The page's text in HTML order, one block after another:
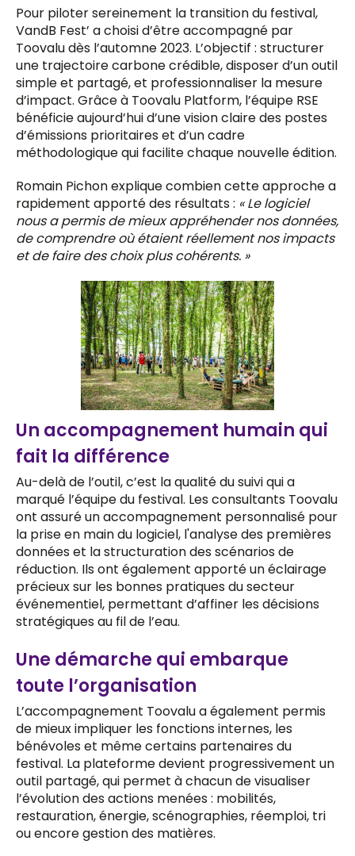
Pour piloter sereinement la transition du festival,
VandB Fest’ a choisi d’être accompagné par
Toovalu dès l’automne 2023. L’objectif : structurer
une trajectoire carbone crédible, disposer d’un outil
simple et partagé, et professionnaliser la mesure
d’impact. Grâce à Toovalu Platform, l’équipe RSE
bénéficie aujourd’hui d’une vision claire des postes
d’émissions prioritaires et d’un cadre
méthodologique qui facilite chaque nouvelle édition.
Romain Pichon explique combien cette approche a
rapidement apporté des résultats : « Le logiciel
nous a permis de mieux appréhender nos données,
de comprendre où étaient réellement nos impacts
et de faire des choix plus cohérents. »
Un accompagnement humain qui
fait la différence
Au-delà de l’outil, c’est la qualité du suivi qui a
marqué l’équipe du festival. Les consultants Toovalu
ont assuré un accompagnement personnalisé pour
la prise en main du logiciel, l'analyse des premières
données et la structuration des scénarios de
réduction. Ils ont également apporté un éclairage
précieux sur les bonnes pratiques du secteur
événementiel, permettant d’affiner les décisions
stratégiques au fil de l’eau.
Une démarche qui embarque
toute l’organisation
L’accompagnement Toovalu a également permis
de mieux impliquer les fonctions internes, les
bénévoles et même certains partenaires du
festival. La plateforme devient progressivement un
outil partagé, qui permet à chacun de visualiser
l’évolution des actions menées : mobilités,
restauration, énergie, scénographies, réemploi, tri
ou encore gestion des matières.